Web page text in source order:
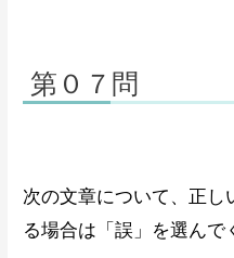
k
第０７問
次の文章について、正し
る場合は「誤」を選んで